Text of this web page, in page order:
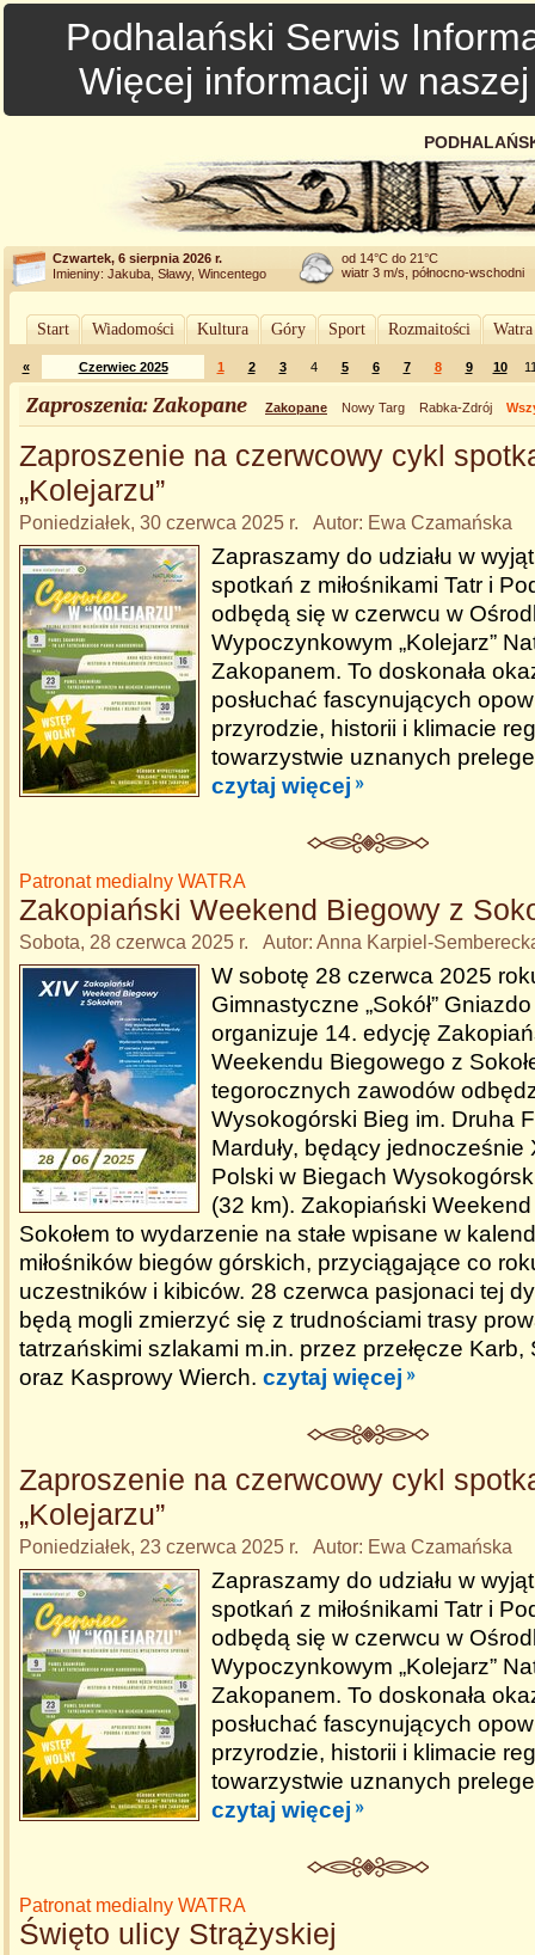
Podhalański Serwis
Więcej informacji w
Czwartek, 6 sierpnia 2026 r.
Imieniny: Jakuba, Sławy, Wincentego
od 14°C do 21°C
wiatr 3 m/s, północno-wschodni
Start Wiadomości Kultura Góry Sport Rozmaitości
« Czerwiec 2025 1 2 3 4 5 6 7 8 9 10
Zaproszenia: Zakopane Zakopane Nowy Targ Rabka-Zdrój
Zaproszenie na czerwcowy cykl
„Kolejarzu”
Poniedziałek, 30 czerwca 2025 r. Autor: Ewa Czamańska
Zapraszamy do udziału w
spotkań z miłośnikami Tatr i
odbędą się w czerwcu w
Wypoczynkowym „Kolejarz”
Zakopanem. To doskonała
posłuchać fascynujących
przyrodzie, historii i klimacie
towarzystwie uznanych
czytaj więcej
Patronat medialny WATRA
Zakopiański Weekend Biegowy z
Sobota, 28 czerwca 2025 r. Autor: Anna Karpiel-
W sobotę 28 czerwca 2025
Gimnastyczne „Sokół”
organizuje 14. edycję
Weekendu Biegowego z
tegorocznych zawodów
Wysokogórski Bieg im. Druha
Marduły, będący jednocześnie
Polski w Biegach
(32 km). Zakopiański
Sokołem to wydarzenie na stałe wpisane w
miłośników biegów górskich, przyciągające co
uczestników i kibiców. 28 czerwca pasjonaci tej
będą mogli zmierzyć się z trudnościami trasy
tatrzańskimi szlakami m.in. przez przełęcze Karb,
oraz Kasprowy Wierch. czytaj więcej
Zaproszenie na czerwcowy cykl
„Kolejarzu”
Poniedziałek, 23 czerwca 2025 r. Autor: Ewa Czamańska
Zapraszamy do udziału w
spotkań z miłośnikami Tatr i
odbędą się w czerwcu w
Wypoczynkowym „Kolejarz”
Zakopanem. To doskonała
posłuchać fascynujących
przyrodzie, historii i klimacie
towarzystwie uznanych
czytaj więcej
Patronat medialny WATRA
Święto ulicy Strążyskiej